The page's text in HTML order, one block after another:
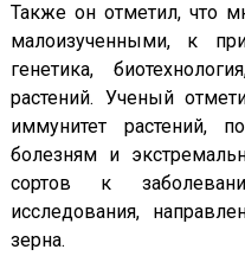
Также он отметил, что
малоизученными, к
генетика,
растений. Ученый
иммунитет растений,
болезням и
сортов к
исследования,
зерна.